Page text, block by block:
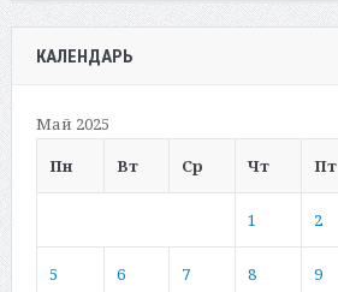
КАЛЕНДАРЬ
Май 2025
Пн
Вт Ср Чт Пт
1 2
5 6 7 8 9